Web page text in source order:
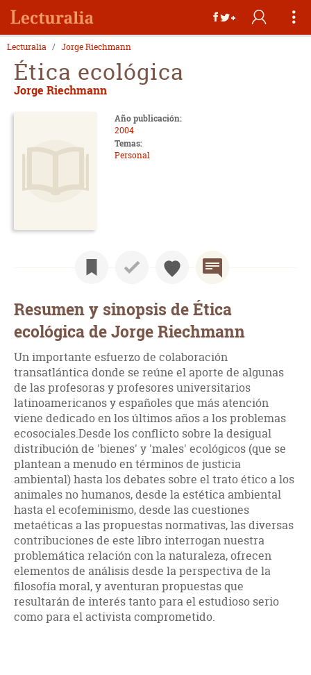
Lecturalia Jorge Riechmann
Ética ecológica
Jorge Riechmann
Año publicación:
2004
Temas:
Personal
Resumen y sinopsis de Ética
ecológica de Jorge Riechmann
Un importante esfuerzo de colaboración
transatlántica donde se reúne el aporte de algunas
de las profesoras y profesores universitarios
latinoamericanos y españoles que más atención
viene dedicado en los últimos años a los problemas
ecosociales.Desde los conflicto sobre la desigual
distribución de 'bienes' y 'males' ecológicos (que se
plantean a menudo en términos de justicia
ambiental) hasta los debates sobre el trato ético a los
animales no humanos, desde la estética ambiental
hasta el ecofeminismo, desde las cuestiones
metaéticas a las propuestas normativas, las diversas
contribuciones de este libro interrogan nuestra
problemática relación con la naturaleza, ofrecen
elementos de análisis desde la perspectiva de la
filosofía moral, y aventuran propuestas que
resultarán de interés tanto para el estudioso serio
como para el activista comprometido.